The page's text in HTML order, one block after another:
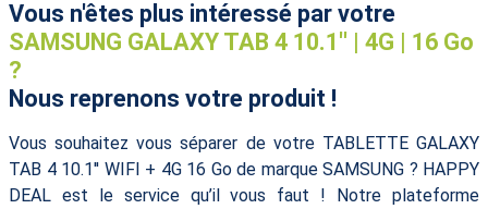
Vous n'êtes plus intéressé par votre
SAMSUNG GALAXY TAB 4 10.1'' | 4G | 16 Go
?
Nous reprenons votre produit !
Vous souhaitez vous séparer de votre TABLETTE GALAXY
TAB 4 10.1'' WIFI + 4G 16 Go de marque SAMSUNG ? HAPPY
DEAL est le service qu’il vous faut ! Notre plateforme